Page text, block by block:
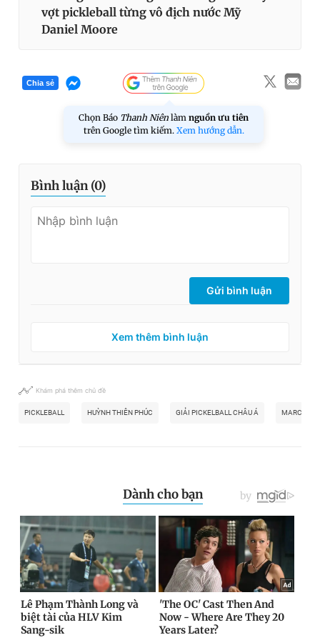
vợt pickleball từng vô địch nước Mỹ
Daniel Moore
Chia sẻ
Chọn Báo Thanh Niên làm nguồn ưu tiên
trên Google tìm kiếm. Xem hướng dẫn.
Bình luận (0)
Gửi bình luận
Xem thêm bình luận
Khám phá thêm chủ đề
PICKLEBALL HUỲNH THIÊN PHÚC GIẢI PICKELBALL CHÂU Á MARCEL